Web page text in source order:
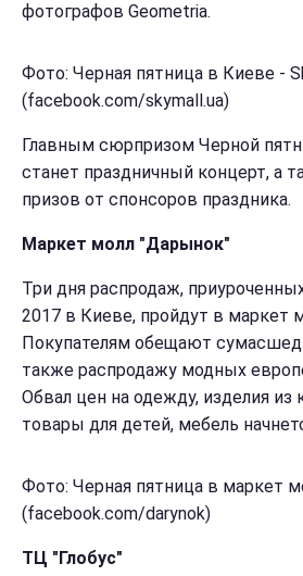
фотографов Geometria.
Фото: Черная пятница в Киеве -
(facebook.com/skymall.ua)
Главным сюрпризом Черной
станет праздничный концерт, а
призов от спонсоров праздника.
Маркет молл "Дарынок"
Три дня распродаж,
2017 в Киеве, пройдут в маркет
Покупателям обещают
также распродажу модных
Обвал цен на одежду, изделия из
товары для детей, мебель
Фото: Черная пятница в маркет
(facebook.com/darynok)
ТЦ "Глобус"